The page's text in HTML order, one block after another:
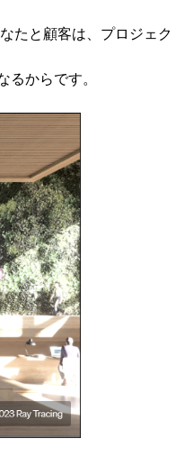
たと顧客は、プロジェク
からです。